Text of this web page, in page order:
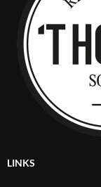
LINKS